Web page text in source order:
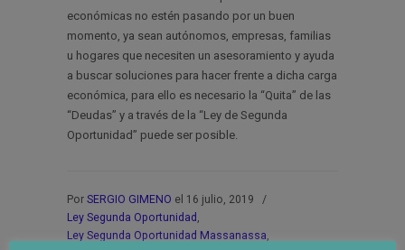
económicas no estén pasando por un buen
momento, ya sean autónomos, empresas, familias
u hogares que necesiten un asesoramiento y ayuda
a buscar soluciones para hacer frente a dicha carga
económica, para ello es necesario la “Quita” de las
“Deudas” y a través de la “Ley de Segunda
Oportunidad” puede ser posible.
Por SERGIO GIMENO el 16 julio, 2019
/
Ley Segunda Oportunidad ,
Ley Segunda Oportunidad Massanassa,